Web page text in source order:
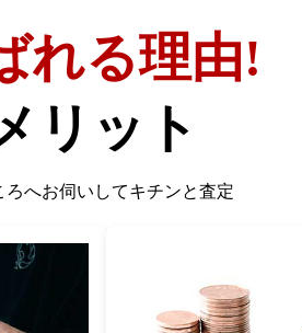
れる理由!
リット
ろへお伺いしてキチンと査定